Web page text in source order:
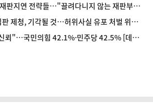
판지연 전략들…"끌려다니지 않는 재판부의
[법조계에 물어보니 617]
제청, 기각될 것…허위사실 유포 처벌 위헌
침해" [법조계에 물어보니 616]
뢰"…국민의힘 42.1%·민주당 42.5% [데일